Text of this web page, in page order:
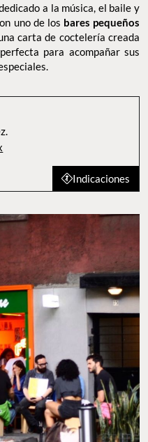
a la música, el baile y
uno de los bares pequeños
carta de coctelería creada
perfecta para acompañar sus
Indicaciones